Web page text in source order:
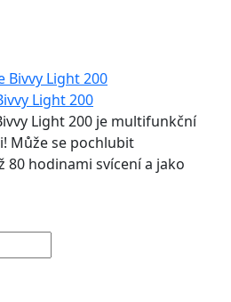
Light 200
Light 200 je multifunkční
Může se pochlubit
80 hodinami svícení a jako